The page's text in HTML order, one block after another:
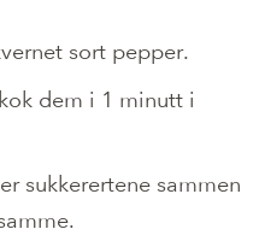
sort pepper.
dem i 1 minutt i
sukkerertene sammen